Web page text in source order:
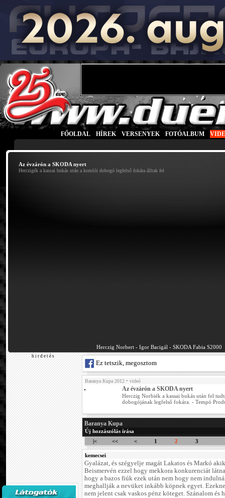
FŐOLDAL HÍREK VERSENYEK FOTÓALBUM
Az évzárón a SKODA nyert
Herczigék a kassai bukás után a komlói dobogó legfelső fokára álltak fel
Herczig Norbert - Igor Bacigál - SKODA Fabia S2000
h i r d e t é s
Ez tetszik, megosztom
Baranya Kupa 2012 • videó
Az évzárón a SKODA nyert
Herczig Norbiék a kassai bukás után fel
dobogójának legfelső fokára. - Tempó
Baranya Kupa
Új hozzászólás írása
|<
<< < 1 2 3
kemecsei
Gyalázat, és szégyelje magát Lakatos és Markó
Beismervén ezzel hogy mekkora konkurenciát
hogy a bazos fiúk ezek után nem hogy nem
meghallják a nevüket inkább köpnek egyet.
nem jelent csak vaskos pénz köteget. Szánalom és